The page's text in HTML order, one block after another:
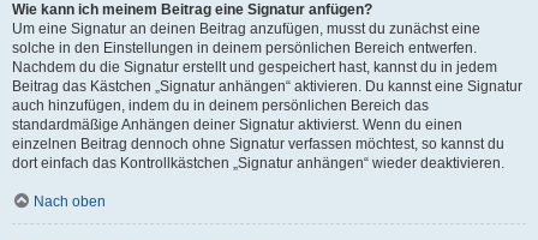
Wie kann ich meinem Beitrag eine Signatur anfügen?
Um eine Signatur an deinen Beitrag anzufügen, musst du zunächst eine
solche in den Einstellungen in deinem persönlichen Bereich entwerfen.
Nachdem du die Signatur erstellt und gespeichert hast, kannst du in jedem
Beitrag das Kästchen „Signatur anhängen“ aktivieren. Du kannst eine Signatur
auch hinzufügen, indem du in deinem persönlichen Bereich das
standardmäßige Anhängen deiner Signatur aktivierst. Wenn du einen
einzelnen Beitrag dennoch ohne Signatur verfassen möchtest, so kannst du
dort einfach das Kontrollkästchen „Signatur anhängen“ wieder deaktivieren.
Nach oben